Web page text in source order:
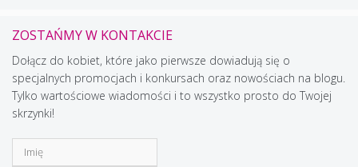
ZOSTAŃMY W KONTAKCIE
Dołącz do kobiet, które jako pierwsze dowiadują się o
specjalnych promocjach i konkursach oraz nowościach na blogu.
Tylko wartościowe wiadomości i to wszystko prosto do Twojej
skrzynki!